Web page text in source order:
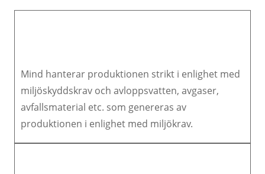
Mind hanterar produktionen strikt i enlighet med
miljöskyddskrav och avloppsvatten, avgaser,
avfallsmaterial etc. som genereras av
produktionen i enlighet med miljökrav.